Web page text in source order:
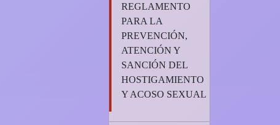
REGLAMENTO
PARA LA
PREVENCIÓN,
ATENCIÓN Y
SANCIÓN DEL
HOSTIGAMIENTO
Y ACOSO SEXUAL